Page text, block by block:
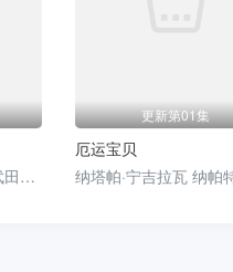
鹤见辰吾 倍赏美津子 武田铁矢 三原顺子 藤田瞳子
更新第01集
厄运宝贝